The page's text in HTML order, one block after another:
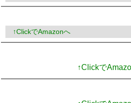
↑ClickでAmazonへ
↑Clickで